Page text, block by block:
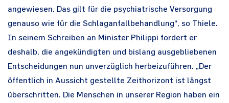
angewiesen. Das gilt für die psychiatrische Versorgung
genauso wie für die Schlaganfallbehandlung“, so Thiele.
In seinem Schreiben an Minister Philippi fordert er
deshalb, die angekündigten und bislang ausgebliebenen
Entscheidungen nun unverzüglich herbeizuführen. „Der
öffentlich in Aussicht gestellte Zeithorizont ist längst
überschritten. Die Menschen in unserer Region haben ein